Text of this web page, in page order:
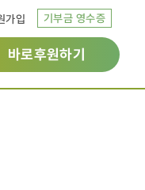
가입 기부금 영수증
바로후원하기